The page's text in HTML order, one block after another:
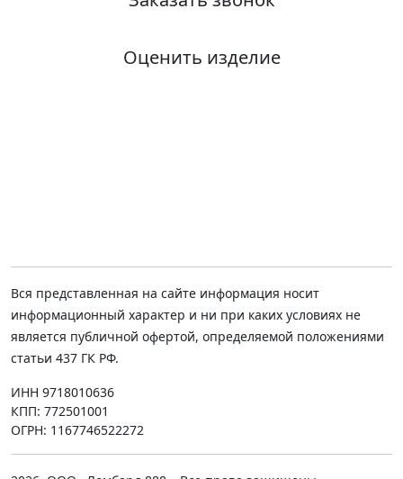
Оценить изделие
Вся представленная на сайте информация носит
информационный характер и ни при каких условиях не
является публичной офертой, определяемой положениями
статьи 437 ГК РФ.
ИНН 9718010636
КПП: 772501001
ОГРН: 1167746522272